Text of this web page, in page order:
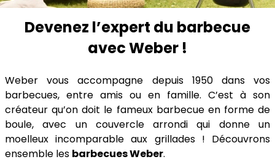
Devenez l’expert du barbecue
avec Weber !
Weber vous accompagne depuis 1950 dans vos
barbecues, entre amis ou en famille. C’est à son
créateur qu’on doit le fameux barbecue en forme de
boule, avec un couvercle arrondi qui donne un
moelleux incomparable aux grillades ! Découvrons
ensemble les barbecues Weber.